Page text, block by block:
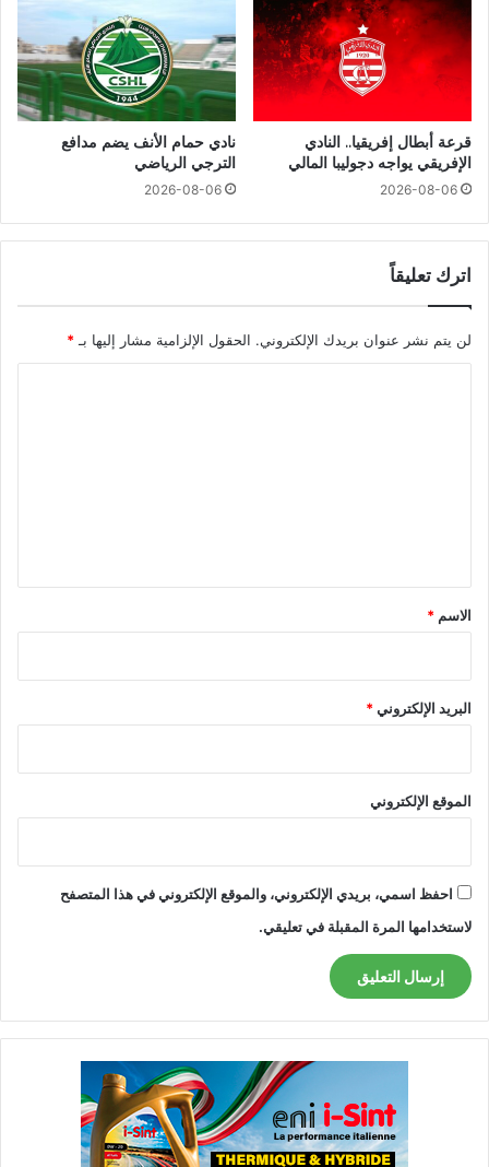
قرعة أبطال إفريقيا.. النادي
الإفريقي يواجه دجوليبا المالي
2026-08-06
نادي حمام الأنف يضم مدافع
الترجي الرياضي
2026-08-06
اترك تعليقاً
لن يتم نشر عنوان بريدك الإلكتروني. الحقول الإلزامية مشار إليها بـ*
*
الاسم *
البريد الإلكتروني*
الموقع الإلكتروني
احفظ اسمي، بريدي الإلكتروني، والموقع الإلكتروني في هذا المتصفح
لاستخدامها المرة المقبلة في تعليقي.